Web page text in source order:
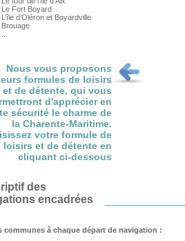
Le Fort Boyard
L’île d’Oléron et Boyardville
Brouage
Nous vous proposons
formules de loisirs
et de détente, qui vous
d'apprécier en
sécurité le charme de
la Charente-Maritime.
votre formule de
loisirs et de détente en
cliquant ci-dessous
des
encadrées
communes à chaque départ de navigation :